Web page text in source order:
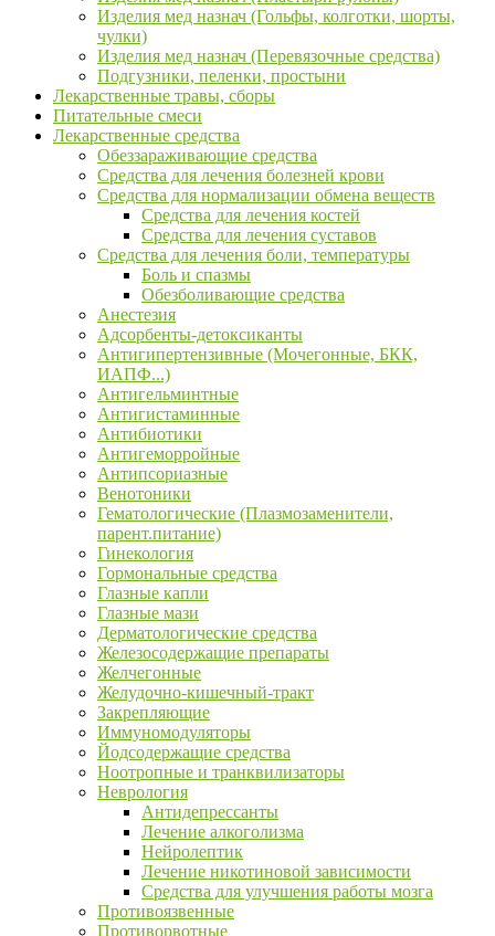
Изделия мед назнач (Гольфы, колготки, шорты,
чулки)
Изделия мед назнач (Перевязочные средства)
Подгузники, пеленки, простыни
Лекарственные травы, сборы
Питательные смеси
Лекарственные средства
Обеззараживающие средства
Средства для лечения болезней крови
Средства для нормализации обмена веществ
Средства для лечения костей
Средства для лечения суставов
Средства для лечения боли, температуры
Боль и спазмы
Обезболивающие средства
Анестезия
Адсорбенты-детоксиканты
Антигипертензивные (Мочегонные, БКК,
ИАПФ...)
Антигельминтные
Антигистаминные
Антибиотики
Антигеморройные
Антипсориазные
Венотоники
Гематологические (Плазмозаменители,
парент.питание)
Гинекология
Гормональные средства
Глазные капли
Глазные мази
Дерматологические средства
Железосодержащие препараты
Желчегонные
Желудочно-кишечный-тракт
Закрепляющие
Иммуномодуляторы
Йодсодержащие средства
Ноотропные и транквилизаторы
Неврология
Антидепрессанты
Лечение алкоголизма
Нейролептик
Лечение никотиновой зависимости
Средства для улучшения работы мозга
Противоязвенные
Противорвотные